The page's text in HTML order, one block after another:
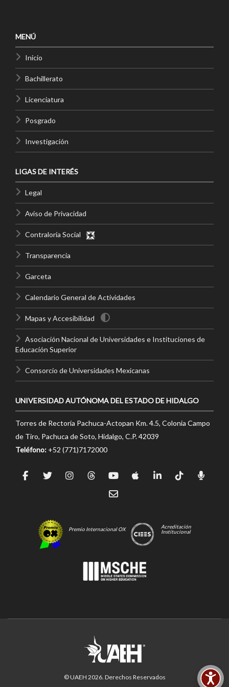
MENÚ
Inicio
Bachillerato
Licenciatura
Posgrado
Investigación
LIGAS DE INTERÉS
Legal
Aviso de Privacidad
Contraloría Social
Transparencia
Garceta
Calendario General de Actividades
Mapas y Accesibilidad
Asociación Nacional de Universidades e Instituciones de
Educación Superior
Consorcio de Universidades Mexicanas
UNIVERSIDAD AUTÓNOMA DEL ESTADO DE HIDALGO
Torres de Rectoría Pachuca-Actopan Km. 4.5, Colonia Campo
de Tiro, Pachuca de Soto, Hidalgo, C.P. 42039
Teléfono: +52 (771)7172000
Premio Internacional OX
Acreditación
Institucional
© UAEH 2026. Derechos Reservados